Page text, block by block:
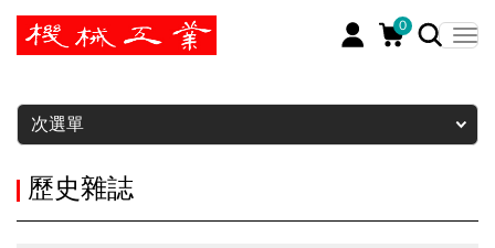
0
暫停
次選單
歷史雜誌